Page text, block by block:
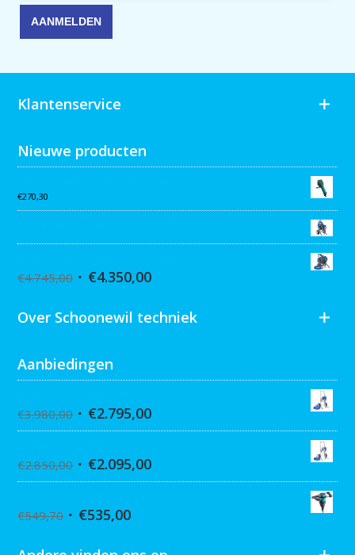
Klantenservice
Nieuwe producten
€270,30
€4.745,00 €4.350,00
Over Schoonewil techniek
Aanbiedingen
€3.980,00 €2.795,00
€2.850,00 €2.095,00
€549,70 €535,00